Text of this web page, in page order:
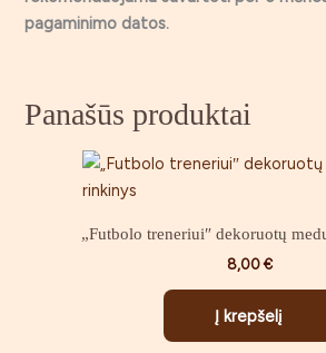
pagaminimo datos.
Panašūs produktai
„Futbolo treneriui″ dekoruotų
8,00€
Į krepšelį